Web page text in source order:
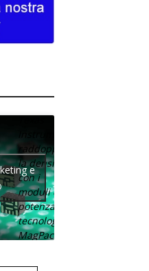
Texas
raddoppia
la densità
con i
moduli di
potenza con
tecnologia
MagPack.
e